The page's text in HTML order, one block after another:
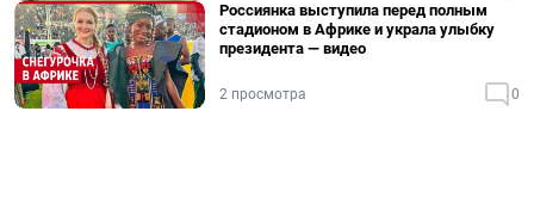
Россиянка выступила перед полным
стадионом в Африке и украла улыбку
президента — видео
2 просмотра 0